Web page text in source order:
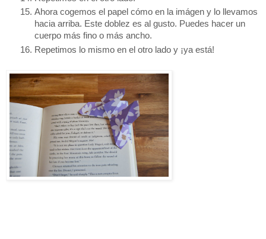
Ahora cogemos el papel cómo en la imágen y lo llevamos
hacia arriba. Este doblez es al gusto. Puedes hacer un
cuerpo más fino o más ancho.
Repetimos lo mismo en el otro lado y ¡ya está!